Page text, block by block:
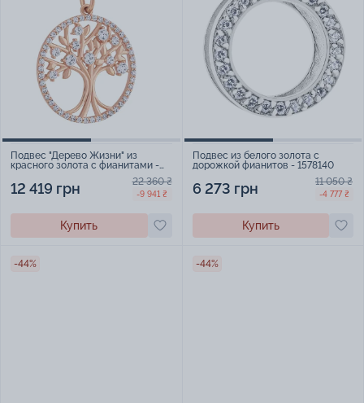
Подвес "Дерево Жизни" из
красного золота с фианитами -
12 419 грн 22 360 ₴
-9 941 ₴
Купить
Подвес из белого золота с
дорожкой фианитов - 1578140
6 273 грн 11 050 ₴
-4 777 ₴
Купить
-44% -44%